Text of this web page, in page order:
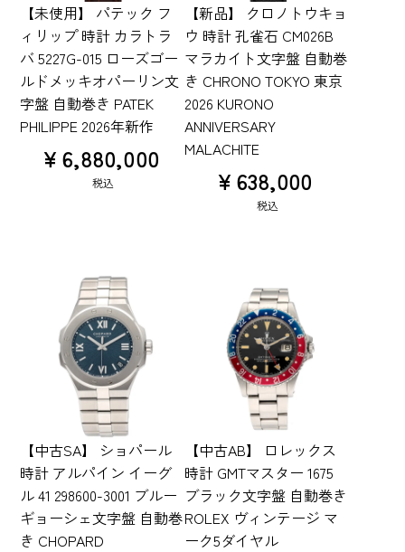
【未使用】 パテック フ
ィリップ 時計 カラトラ
バ 5227G-015 ローズゴー
ルドメッキオパーリン文
字盤 自動巻き PATEK
PHILIPPE 2026年新作
¥ 6,880,000
税込
【新品】 クロノトウキョ
ウ 時計 孔雀石 CM026B
マラカイト文字盤 自動巻
き CHRONO TOKYO 東京
2026 KURONO
ANNIVERSARY
MALACHITE
¥ 638,000
税込
【中古SA】 ショパール
時計 アルパイン イーグ
ル 41 298600-3001 ブルー
ギョーシェ文字盤 自動巻
き CHOPARD
【中古AB】 ロレックス
時計 GMTマスター 1675
ブラック文字盤 自動巻き
ROLEX ヴィンテージ マ
ーク5ダイヤル